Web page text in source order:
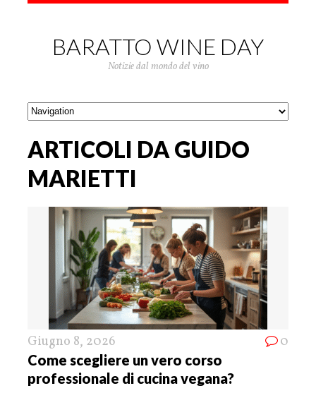
BARATTO WINE DAY
Notizie dal mondo del vino
ARTICOLI DA GUIDO
MARIETTI
Giugno 8, 2026 0
Come scegliere un vero corso
professionale di cucina vegana?